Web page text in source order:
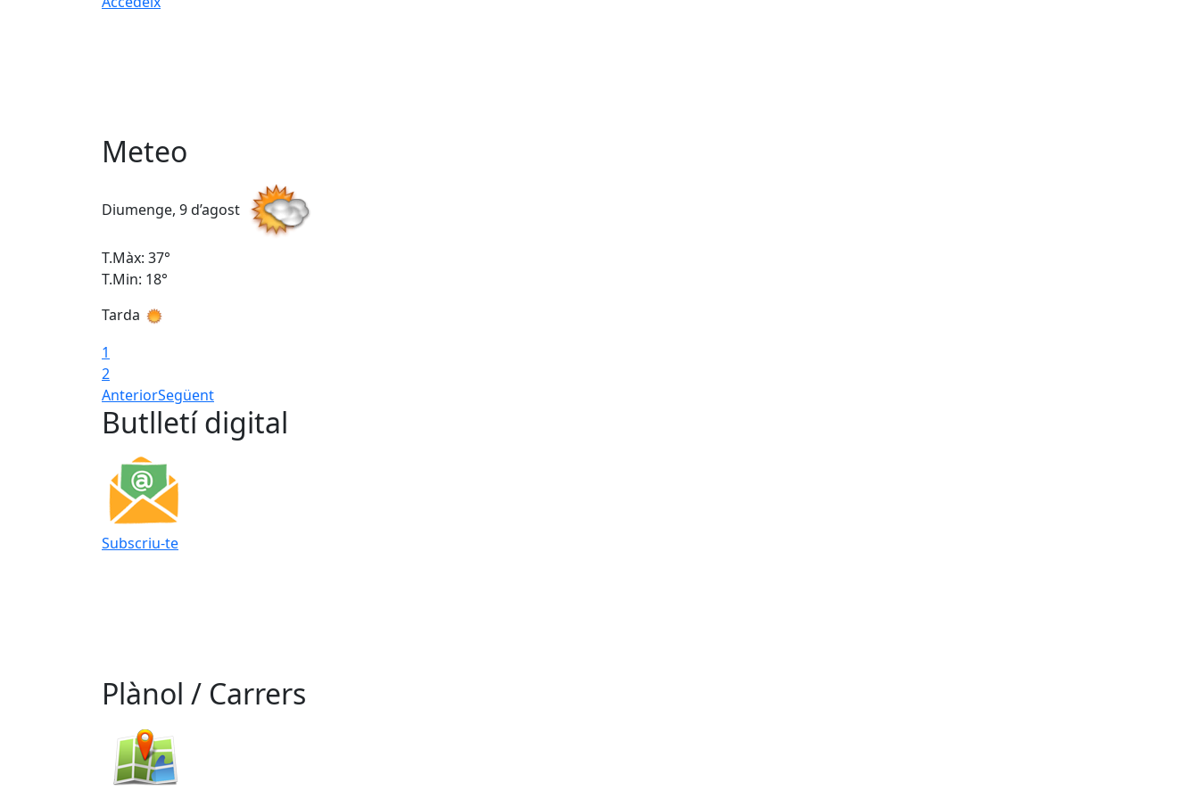
Meteo
Diumenge, 9 d’agost
T.Màx: 37°
T.Min: 18°
Tarda
1
2
AnteriorSegüent
Butlletí digital
Subscriu-te
Plànol / Carrers